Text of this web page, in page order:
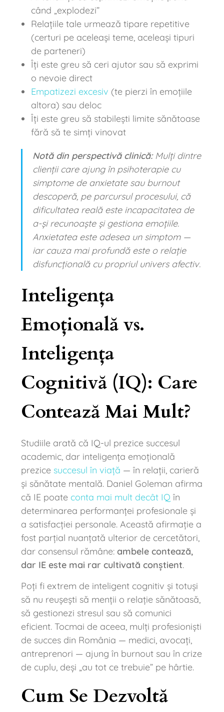
când „explodezi”
Relațiile tale urmează tipare repetitive
(certuri pe aceleași teme, aceleași tipuri
de parteneri)
Îți este greu să ceri ajutor sau să exprimi
o nevoie direct
Empatizezi excesiv (te pierzi în emoțiile
altora) sau deloc
Îți este greu să stabilești limite sănătoase
fără să te simți vinovat
Notă din perspectivă clinică:Mulți dintre
clienții care ajung în psihoterapie cu
simptome de anxietate sau burnout
descoperă, pe parcursul procesului, că
dificultatea reală este incapacitatea de
a-și recunoaște și gestiona emoțiile.
Anxietatea este adesea un simptom —
iar cauza mai profundă este o relație
disfuncțională cu propriul univers afectiv.
Inteligența
Emoțională vs.
Inteligența
Cognitivă (IQ): Care
Contează Mai Mult?
Studiile arată că IQ-ul prezice succesul
academic, dar inteligența emoțională
prezice succesul în viață — în relații, carieră
și sănătate mentală. Daniel Goleman afirma
că IE poate conta mai mult decât IQ în
determinarea performanței profesionale și
a satisfacției personale. Această afirmație a
fost parțial nuanțată ulterior de cercetători,
dar consensul rămâne:ambele contează,
dar IE este mai rar cultivată conștient.
Poți fi extrem de inteligent cognitiv și totuși
să nu reușești să menții o relație sănătoasă,
să gestionezi stresul sau să comunici
eficient. Tocmai de aceea, mulți profesioniști
de succes din România — medici, avocați,
antreprenori — ajung în burnout sau în crize
de cuplu, deși „au tot ce trebuie” pe hârtie.
Cum Se Dezvoltă